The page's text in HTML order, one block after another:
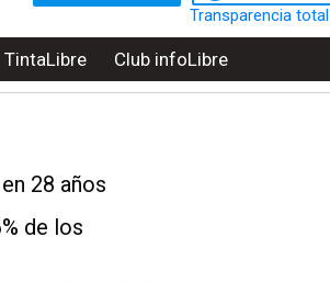
Transparencia total
TintaLibre Club infoLibre
28 años
de los